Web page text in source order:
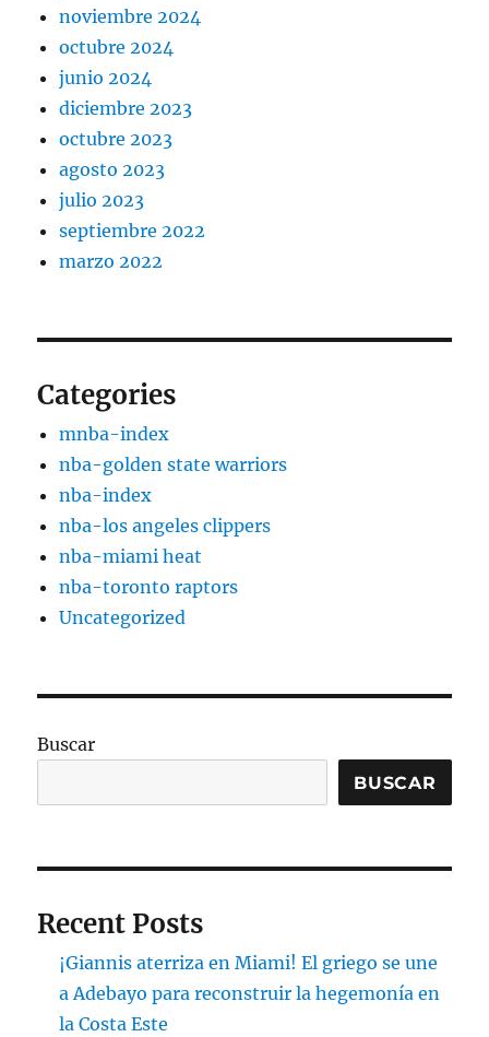
noviembre 2024
octubre 2024
junio 2024
diciembre 2023
octubre 2023
agosto 2023
julio 2023
septiembre 2022
marzo 2022
Categories
mnba-index
nba-golden state warriors
nba-index
nba-los angeles clippers
nba-miami heat
nba-toronto raptors
Uncategorized
Buscar
BUSCAR
Recent Posts
¡Giannis aterriza en Miami! El griego se une
a Adebayo para reconstruir la hegemonía en
la Costa Este